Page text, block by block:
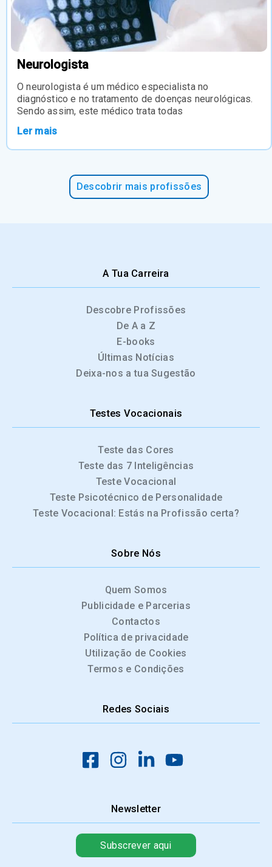
Neurologista
O neurologista é um médico especialista no
diagnóstico e no tratamento de doenças neurológicas.
Sendo assim, este médico trata todas
Ler mais
Descobrir mais profissões
A Tua Carreira
Descobre Profissões
De A a Z
E-books
Últimas Notícias
Deixa-nos a tua Sugestão
Testes Vocacionais
Teste das Cores
Teste das 7 Inteligências
Teste Vocacional
Teste Psicotécnico de Personalidade
Teste Vocacional: Estás na Profissão certa?
Sobre Nós
Quem Somos
Publicidade e Parcerias
Contactos
Política de privacidade
Utilização de Cookies
Termos e Condições
Redes Sociais
Newsletter
Subscrever aqui